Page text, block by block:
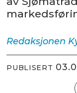
Redaksjonen
PUBLISERT